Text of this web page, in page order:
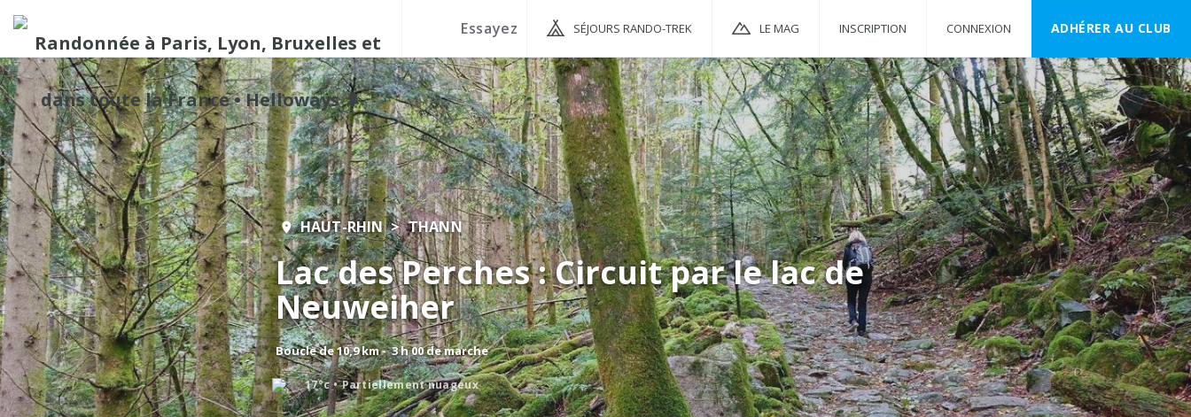
SÉJOURS RANDO-TREK LE MAG INSCRIPTION CONNEXION ADHÉRER AU CLUB
HAUT-RHIN THANN
Lac des Perches : Circuit par le lac de
Neuweiher
Boucle de 10,9 km - 3 h 00 de marche
17°c Partiellement nuageux